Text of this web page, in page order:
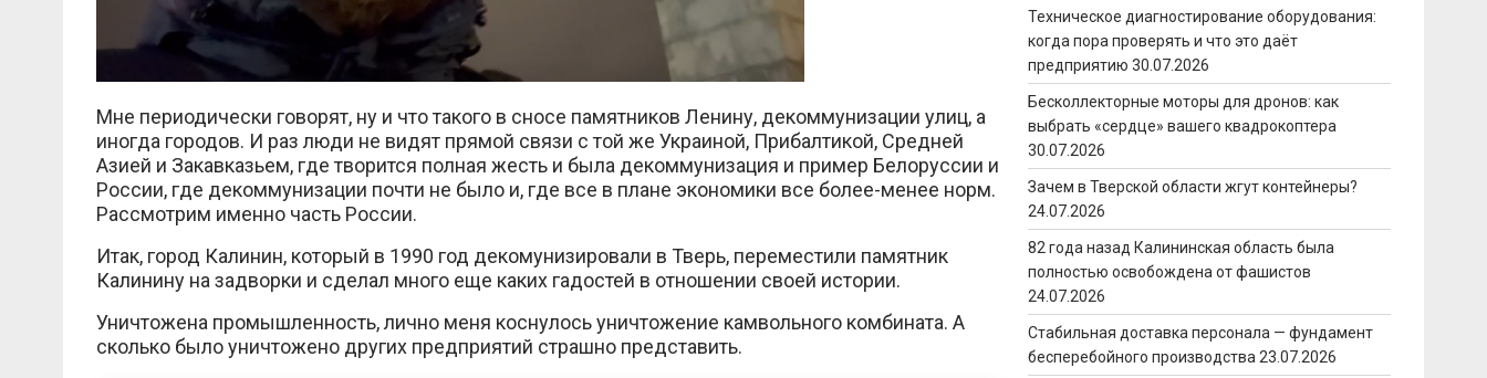
Мне периодически говорят, ну и что такого в сносе памятников Ленину, декоммунизации улиц, а
иногда городов. И раз люди не видят прямой связи с той же Украиной, Прибалтикой, Средней
Азией и Закавказьем, где творится полная жесть и была декоммунизация и пример Белоруссии и
России, где декоммунизации почти не было и, где все в плане экономики все более-менее норм.
Рассмотрим именно часть России.
Итак, город Калинин, который в 1990 год декомунизировали в Тверь, переместили памятник
Калинину на задворки и сделал много еще каких гадостей в отношении своей истории.
Уничтожена промышленность, лично меня коснулось уничтожение камвольного комбината. А
сколько было уничтожено других предприятий страшно представить.
Техническое диагностирование оборудования:
когда пора проверять и что это даёт
предприятию 30.07.2026
Бесколлекторные моторы для дронов: как
выбрать «сердце» вашего квадрокоптера
30.07.2026
Зачем в Тверской области жгут контейнеры?
24.07.2026
82 года назад Калининская область была
полностью освобождена от фашистов
24.07.2026
Стабильная доставка персонала — фундамент
бесперебойного производства 23.07.2026